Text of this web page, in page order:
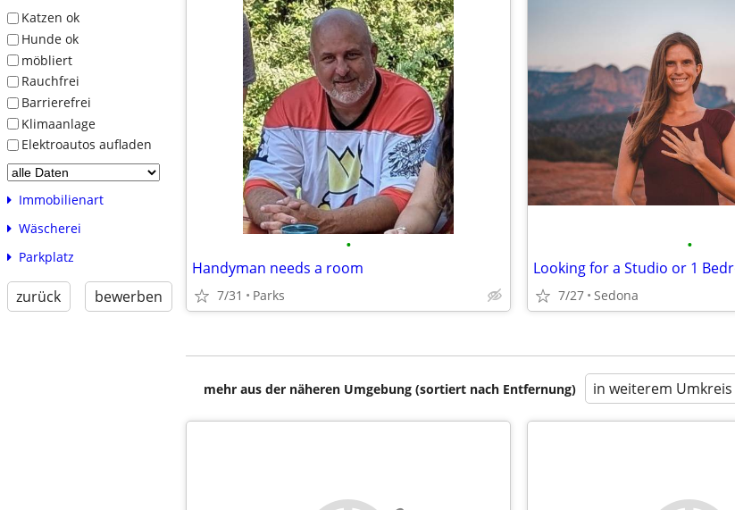
Katzen ok
Hunde ok
möbliert
Rauchfrei
Barrierefrei
Klimaanlage
Elektroautos aufladen
Immobilienart
Wäscherei
Parkplatz
zurück bewerben
•
Handyman needs a room
7/31 Parks
•
Looking for a Studio or 1
7/27 Sedona
mehr aus der näheren Umgebung (sortiert nach Entfernung) in weiterem